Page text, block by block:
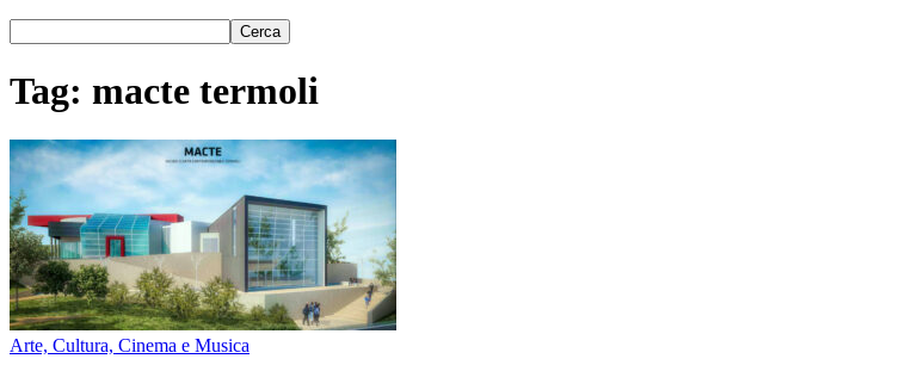
Tag: macte termoli
Arte, Cultura, Cinema e Musica